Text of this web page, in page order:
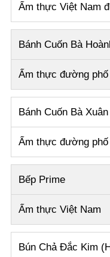
Ẩm thực Việt Nam
Bánh Cuốn Bà
Ẩm thực đường phố
Bánh Cuốn Bà Xuân
Ẩm thực đường phố
Bếp Prime
Ẩm thực Việt Nam
Bún Chả Đắc Kim